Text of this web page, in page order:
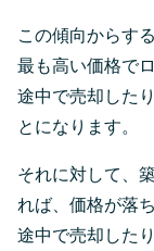
この傾向からす
最も高い価格で
途中で売却した
とになります。
それに対して、
れば、価格が落
途中で売却した